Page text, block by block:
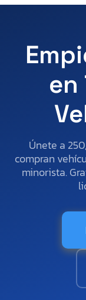
en
Únete a
compran
minorista.